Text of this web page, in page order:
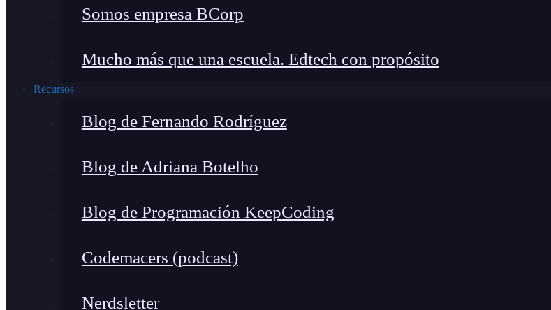
Somos empresa BCorp
Mucho más que una escuela. Edtech con propósito
Recursos
Blog de Fernando Rodríguez
Blog de Adriana Botelho
Blog de Programación KeepCoding
Codemacers (podcast)
Nerdsletter